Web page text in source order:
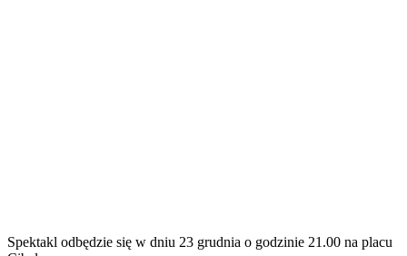
Spektakl odbędzie się w dniu 23 grudnia o godzinie 21.00 na placu